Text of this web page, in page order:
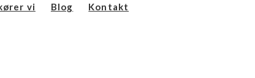
vi Blog Kontakt